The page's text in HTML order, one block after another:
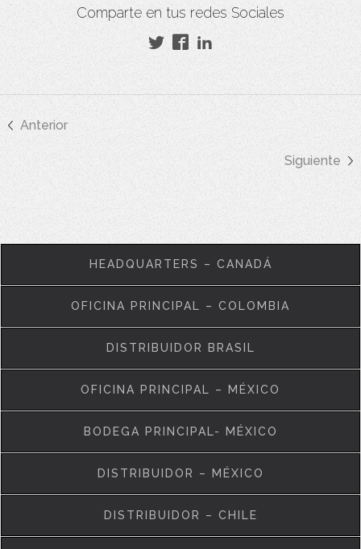
Comparte en tus redes Sociales
Anterior
Siguiente
HEADQUARTERS – CANADÁ
OFICINA PRINCIPAL – COLOMBIA
DISTRIBUIDOR BRASIL
OFICINA PRINCIPAL – MÉXICO
BODEGA PRINCIPAL- MÉXICO
DISTRIBUIDOR – MÉXICO
DISTRIBUIDOR – CHILE